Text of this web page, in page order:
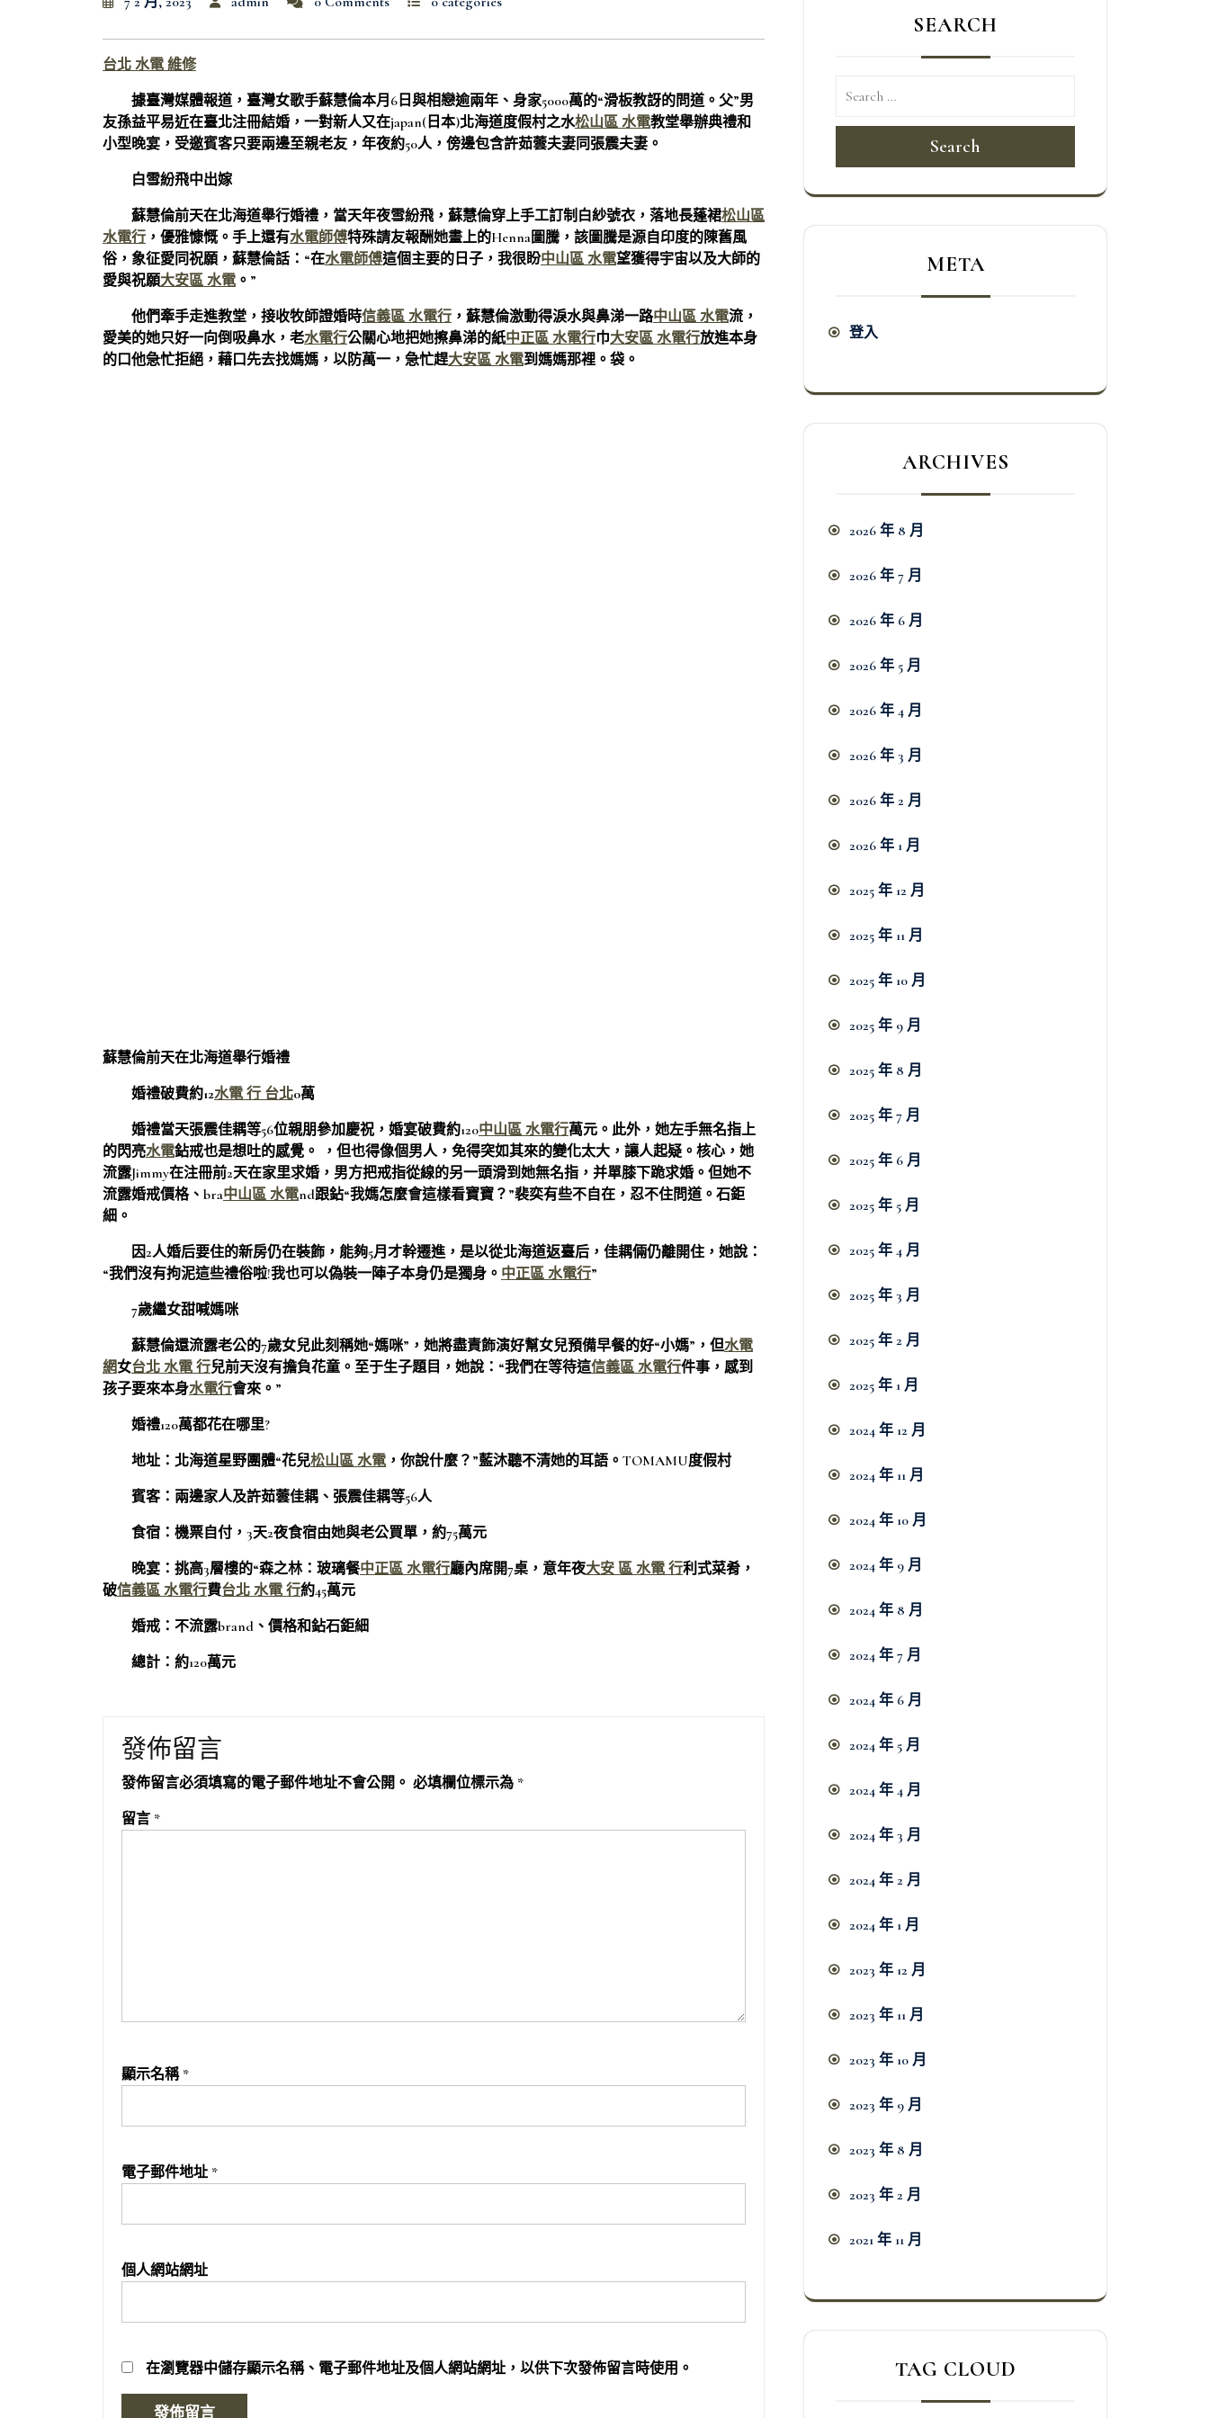
台北 水電 維修
據臺灣媒體報道，臺灣女歌手蘇慧倫本月6日與相戀逾兩年、身家5000萬的“滑板教訝的問道。父”男
友孫益平易近在臺北注冊結婚，一對新人又在japan(日本)北海道度假村之水松山區 水電教堂舉辦典禮和
小型晚宴，受邀賓客只要兩邊至親老友，年夜約50人，傍邊包含許茹蕓夫妻同張震夫妻。
白雪紛飛中出嫁
蘇慧倫前天在北海道舉行婚禮，當天年夜雪紛飛，蘇慧倫穿上手工訂制白紗號衣，落地長蓬裙松山區
水電行 ，優雅慷慨。手上還有水電師傅特殊請友報酬她畫上的Henna圖騰，該圖騰是源自印度的陳舊風
俗，象征愛同祝願，蘇慧倫話：“在水電師傅這個主要的日子，我很盼中山區 水電望獲得宇宙以及大師的
愛與祝願大安區 水電 。”
他們牽手走進教堂，接收牧師證婚時信義區 水電行 ，蘇慧倫激動得淚水與鼻涕一路中山區 水電流，
愛美的她只好一向倒吸鼻水，老水電行公關心地把她擦鼻涕的紙中正區 水電行巾大安區 水電行放進本身
的口他急忙拒絕，藉口先去找媽媽，以防萬一，急忙趕大安區 水電到媽媽那裡。袋。
蘇慧倫前天在北海道舉行婚禮
婚禮破費約12水電 行 台北0萬
婚禮當天張震佳耦等56位親朋參加慶祝，婚宴破費約120中山區 水電行萬元。此外，她左手無名指上
的閃亮水電鉆戒也是想吐的感覺。 ，但也得像個男人，免得突如其來的變化太大，讓人起疑。核心，她
流露Jimmy在注冊前2天在家里求婚，男方把戒指從線的另一頭滑到她無名指，并單膝下跪求婚。但她不
流露婚戒價格、bra中山區 水電nd跟鉆“我媽怎麼會這樣看寶寶？”裴奕有些不自在，忍不住問道。石鉅
細。
因2人婚后要住的新房仍在裝飾，能夠5月才幹遷進，是以從北海道返臺后，佳耦倆仍離開住，她說：
“我們沒有拘泥這些禮俗啦!我也可以偽裝一陣子本身仍是獨身。 中正區 水電行”
7歲繼女甜喊媽咪
蘇慧倫還流露老公的7歲女兒此刻稱她“媽咪”，她將盡責飾演好幫女兒預備早餐的好“小媽”，但水電
網女台北 水電 行兒前天沒有擔負花童。至于生子題目 ，她說：“我們在等待這信義區 水電行件事，感到
孩子要來本身水電行會來。”
婚禮120萬都花在哪里?
地址：北海道星野團體“花兒松山區 水電 ，你說什麼？”藍沐聽不清她的耳語。TOMAMU度假村
賓客：兩邊家人及許茹蕓佳耦、張震佳耦等56人
食宿：機票自付，3天2夜食宿由她與老公買單，約75萬元
晚宴：挑高3層樓的“森之林：玻璃餐中正區 水電行廳內席開7桌，意年夜大安 區 水電 行利式菜肴，
破信義區 水電行費台北 水電 行約45萬元
婚戒：不流露brand、價格和鉆石鉅細
總計：約120萬元
發佈留言
發佈留言必須填寫的電子郵件地址不會公開。 必填欄位標示為 *
留言 *
顯示名稱 *
電子郵件地址 *
個人網站網址
在瀏覽器中儲存顯示名稱、電子郵件地址及個人網站網址，以供下次發佈留言時使用。
SEARCH
Search
META
登入
ARCHIVES
2026 年 8 月
2026 年 7 月
2026 年 6 月
2026 年 5 月
2026 年 4 月
2026 年 3 月
2026 年 2 月
2026 年 1 月
2025 年 12 月
2025 年 11 月
2025 年 10 月
2025 年 9 月
2025 年 8 月
2025 年 7 月
2025 年 6 月
2025 年 5 月
2025 年 4 月
2025 年 3 月
2025 年 2 月
2025 年 1 月
2024 年 12 月
2024 年 11 月
2024 年 10 月
2024 年 9 月
2024 年 8 月
2024 年 7 月
2024 年 6 月
2024 年 5 月
2024 年 4 月
2024 年 3 月
2024 年 2 月
2024 年 1 月
2023 年 12 月
2023 年 11 月
2023 年 10 月
2023 年 9 月
2023 年 8 月
2023 年 2 月
2021 年 11 月
TAG CLOUD